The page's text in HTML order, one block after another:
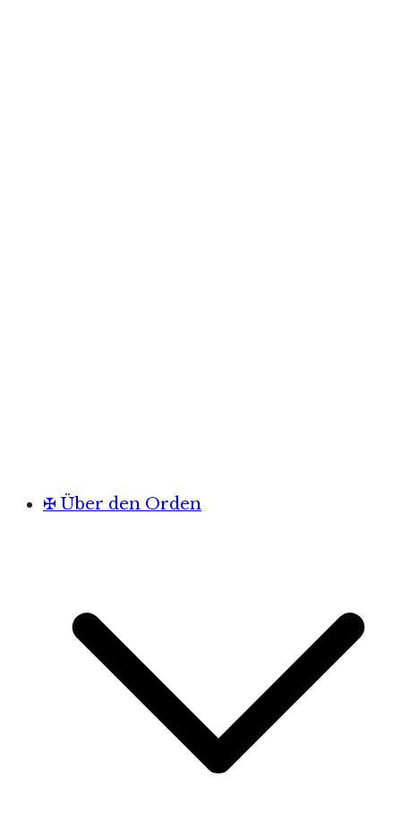
✠ Über den Orden